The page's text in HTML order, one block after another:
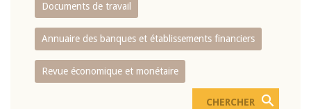
Documents de travail
Annuaire des banques et établissements financiers
Revue économique et monétaire